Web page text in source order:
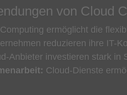
von Cloud
ermöglicht die
reduzieren ihre IT-
Anbieter investieren stark in
Cloud-Dienste